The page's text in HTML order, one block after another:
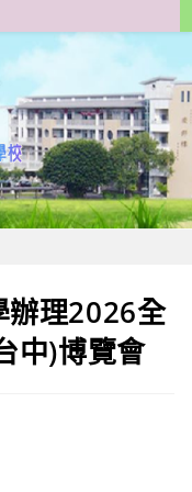
辦理2026全
中)博覽會